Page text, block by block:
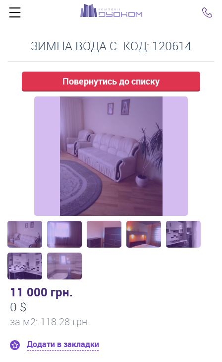
ЗИМНА ВОДА С. КОД: 120614
Повернутись до списку
11 000 грн.
0 $
за м2: 118.28 грн.
Додати в закладки